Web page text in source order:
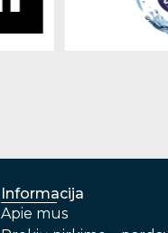
Informacija
Apie mus